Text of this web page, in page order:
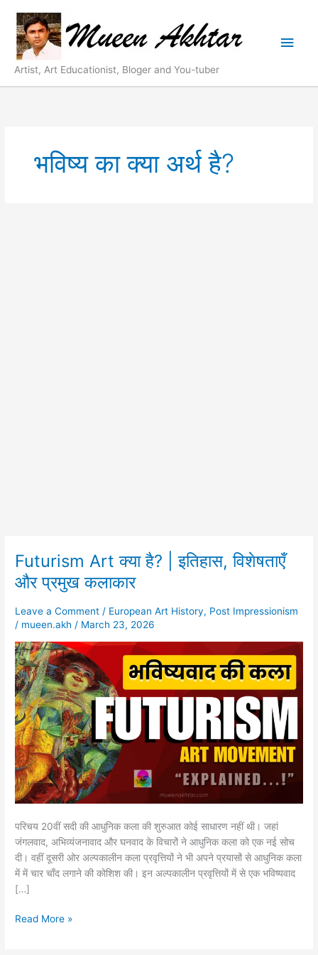
content
Artist, Art Educationist, Bloger and You-tuber
भविष्य का क्या अर्थ है?
Futurism Art क्या है? | इतिहास, विशेषताएँ
और प्रमुख कलाकार
Leave a Comment / European Art History, Post Impressionism
/ mueen.akh/ March 23, 2026
परिचय 20वीं सदी की आधुनिक कला की शुरुआत कोई साधारण नहीं थी। जहां
जंगलवाद, अभिव्यंजनावाद और घनवाद के विचारों ने आधुनिक कला को एक नई सोच
दी। वहीं दूसरी ओर अल्पकालीन कला प्रवृत्तियों ने भी अपने प्रयासों से आधुनिक कला
में में चार चाँद लगाने की कोशिश की। इन अल्पकालीन प्रवृत्तियों में से एक भविष्यवाद
[…]
Futurism
Art
क्या
|
विशेषताएँ
और
प्रमुख
कलाकार
Read More »